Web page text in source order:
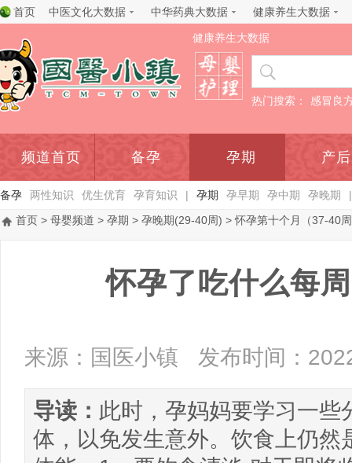
首页 中医文化大数据 中华药典大数据 健康养生大数据
健康养生大数据
热门搜索： 感冒良
频道首页 备孕 孕期 产后
备孕 两性知识 优生优育 孕育知识 | 孕期 孕早期 孕中期 孕晚期
|
首页 > 母婴频道 > 孕期 > 孕晚期(29-40周) >怀孕第十个月（37-40
怀孕了吃什么每
来源：国医小镇 发布时间：
导读： 此时，孕妈妈要学习一些
体，以免发生意外。饮食上仍